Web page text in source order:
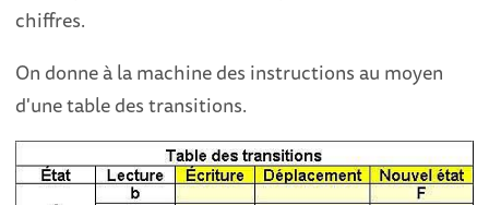
chiffres.
On donne à la machine des instructions au moyen
d'une table des transitions.